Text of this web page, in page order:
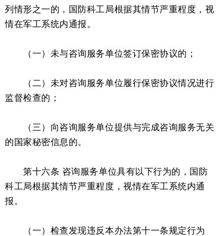
列情形之一的，国防科工局根据其情节严重程度，视
情在军工系统内通报。
（一）未与咨询服务单位签订保密协议的；
（二）未对咨询服务单位履行保密协议情况进行
监督检查的；
（三）向咨询服务单位提供与完成咨询服务无关
的国家秘密信息的。
第十六条 咨询服务单位具有以下行为的，国防
科工局根据其情节严重程度，视情在军工系统内通
报。
（一）检查发现违反本办法第十一条规定行为